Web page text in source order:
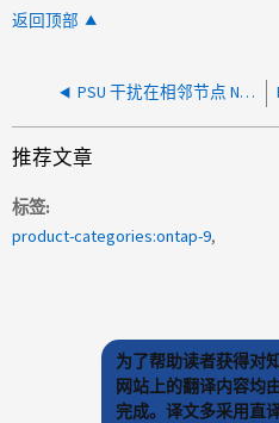
返回顶部
PSU 干扰在相邻节点 NIC 更换期间触发节点中断
推荐文章
标签
product-categories:ontap-9
为了帮助读者获得对
网站上的翻译内容均
完成。译文多采用直